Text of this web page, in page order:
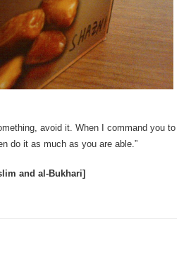
avoid it. When I command you to
do it as much as you are able.”
and al-Bukhari]